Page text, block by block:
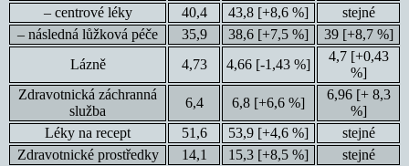
– centrové léky
40,4 43,8 [+8,6 %]
stejné
– následná lůžková péče
35,9 38,6 [+7,5 %]
39 [+8,7 %]
Lázně
4,73 4,66 [-1,43 %]
4,7 [+0,43
%]
Zdravotnická záchranná
služba
6,4 6,8 [+6,6 %]
6,96 [+ 8,3
%]
Léky na recept
51,6 53,9 [+4,6 %]
stejné
Zdravotnické prostředky
14,1 15,3 [+8,5 %] stejné